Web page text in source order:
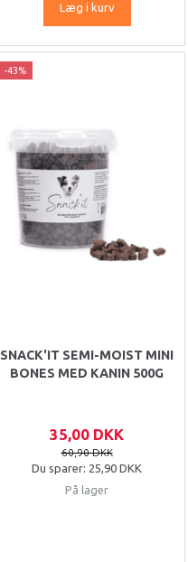
Læg i kurv
-43%
SNACK'IT SEMI-MOIST MINI
BONES MED KANIN 500G
35,00 DKK
60,90 DKK
Du sparer: 25,90 DKK
På lager